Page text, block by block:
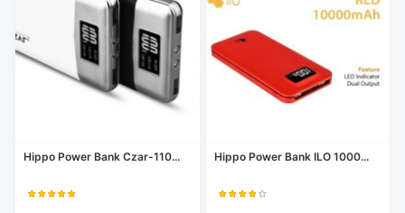
Hippo Power Bank Czar-110... Hippo Power Bank ILO 1000...